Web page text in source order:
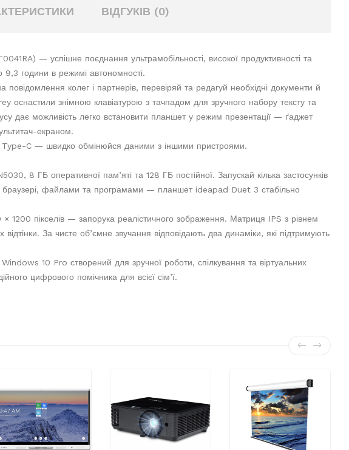
ВІДГУКІВ (0)
— успішне поєднання ультрамобільності, високої продуктивності та
9,3 години в режимі автономності.
колег і партнерів, перевіряй та редагуй необхідні документи й
знімною клавіатурою з тачпадом для зручного набору тексту та
дає можливість легко встановити планшет у режим презентації — ґаджет
екраном.
C — швидко обмінюйся даними з іншими пристроями.
8 ГБ оперативної пам’яті та 128 ГБ постійної. Запускай кілька застосунків
браузері, файлами та програмами — планшет ideapad Duet 3 стабільно
1200 пікселів — запорука реалістичного зображення. Матриця IPS з рівнем
За чисте об’ємне звучання відповідають два динаміки, які підтримують
10 Pro створений для зручної роботи, спілкування та віртуальних
цифрового помічника для всієї сім’ї.